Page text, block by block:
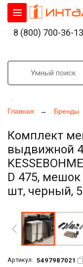
Главная Бренды
Комплект
выдвижной
D 475,
шт, черный,
Артикул: 5497987021
8 (800) 700-36-13